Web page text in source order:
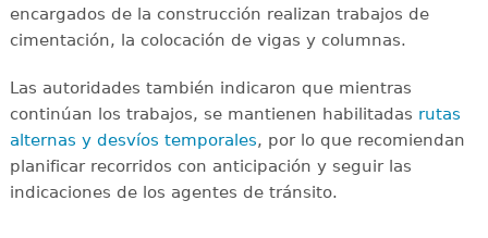
encargados de la construcción realizan trabajos de
cimentación, la colocación de vigas y columnas.
Las autoridades también indicaron que mientras
continúan los trabajos, se mantienen habilitadas rutas
alternas y desvíos temporales, por lo que recomiendan
planificar recorridos con anticipación y seguir las
indicaciones de los agentes de tránsito.